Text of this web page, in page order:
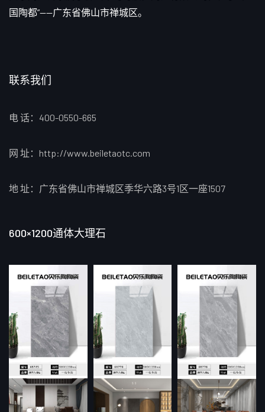
国陶都”——广东省佛山市禅城区。
联系我们
电 话：400-0550-665
网 址：http://www.beiletaotc.com
地 址：广东省佛山市禅城区季华六路3号1区一座1507
600×1200通体大理石